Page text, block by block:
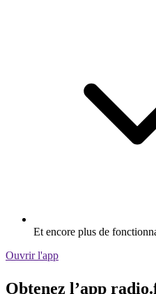
Et encore plus de
Ouvrir l'app
Obtenez l’app